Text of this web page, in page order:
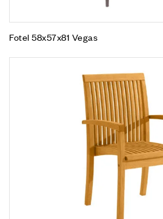
Fotel 58x57x81 Vegas